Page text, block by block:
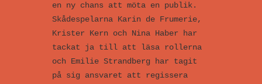
en ny chans att möta en publik.
Skådespelarna Karin de Frumerie,
Krister Kern och Nina Haber har
tackat ja till att läsa rollerna
och Emilie Strandberg har tagit
på sig ansvaret att regissera